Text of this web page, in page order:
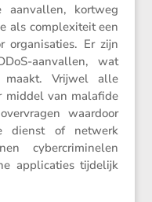
aanvallen, kortweg
als complexi­teit een
organi­sa­ties. Er zijn
aanvallen, wat
maakt. Vrijwel alle
middel van malafide
waardoor
dienst of netwerk
cyber­cri­mi­nelen
appli­ca­ties tijde­lijk